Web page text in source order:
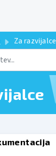
Za razvijalce